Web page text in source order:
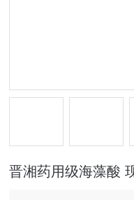
晋湘药用级海藻酸